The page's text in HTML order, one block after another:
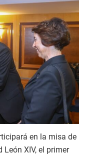
en la misa de
XIV, el primer